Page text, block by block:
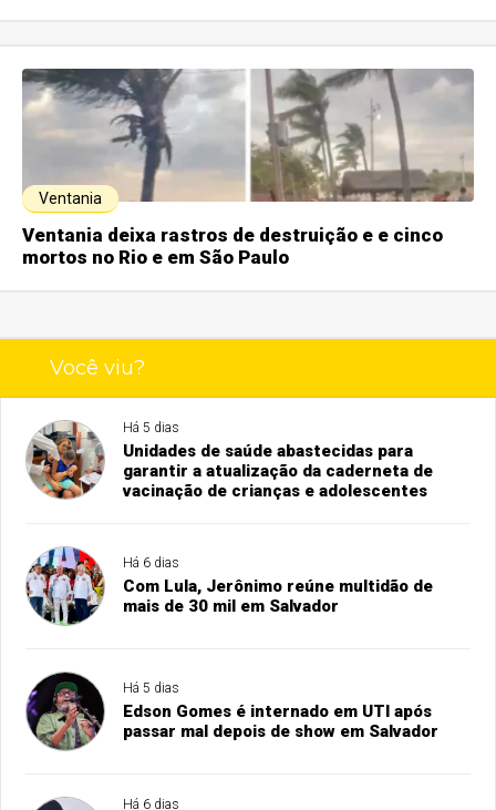
Ventania
Ventania deixa rastros de destruição e e cinco
mortos no Rio e em São Paulo
Você viu?
Há 5 dias
Unidades de saúde abastecidas para
garantir a atualização da caderneta de
vacinação de crianças e adolescentes
Há 6 dias
Com Lula, Jerônimo reúne multidão de
mais de 30 mil em Salvador
Há 5 dias
Edson Gomes é internado em UTI após
passar mal depois de show em Salvador
Há 6 dias